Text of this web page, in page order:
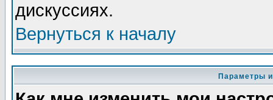
дискуссиях.
Вернуться к началу
Параметры